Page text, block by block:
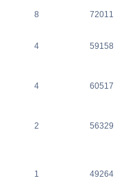
8 72011
4 59158
4 60517
2 56329
1 49264